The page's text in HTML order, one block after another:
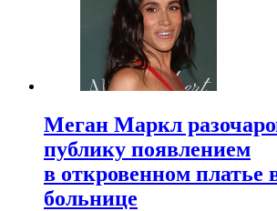
Меган Маркл
публику появлением
в откровенном платье
больнице